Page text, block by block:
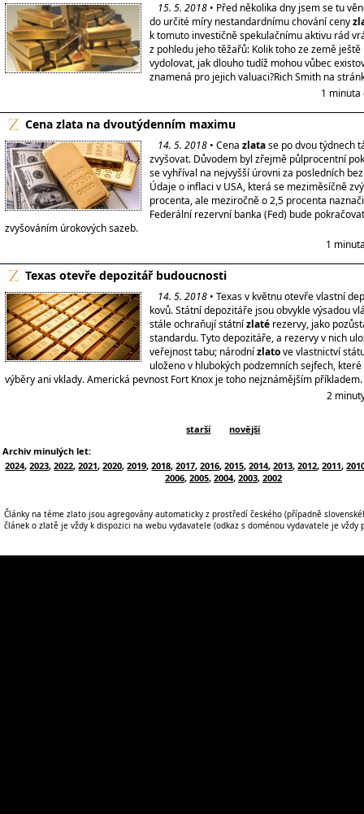
15. 5. 2018 • Před několika dny jsem se tu
do určité míry nestandardnímu chování ceny
k tomuto investičně spekulačnímu aktivu rád
z pohledu jeho těžařů: Kolik toho ze země ještě
vydolovat, jak dlouho tudíž mohou vůbec
znamená pro jejich valuaci?Rich Smith na
1
Cena zlata na dvoutýdenním maximu
14. 5. 2018 • Cena zlatase po dvou týdnech
zvyšovat. Důvodem byl zřejmě půlprocentní
se vyhříval na nejvyšší úrovni za posledních
Údaje o inflaci v USA, která se meziměsíčně
procenta, ale meziročně o 2,5 procenta
Federální rezervní banka (Fed) bude
zvyšováním úrokových sazeb.
1
Texas otevře depozitář budoucnosti
14. 5. 2018 • Texas v květnu otevře vlastní
kovů. Státní depozitáře jsou obvykle výsadou
stále ochraňují státnízlaté rezervy, jako
standardu. Tyto depozitáře, a rezervy v nich
veřejnost tabu; národnízlatove vlastnictví
uloženo v hlubokých podzemních sejfech,
výběry ani vklady. Americká pevnost Fort Knox je toho nejznámějším příkladem.
2
starší
novější
Archiv minulých let:
2024,2023,2022,2021,2020,2019,2018,2017,2016,2015,2014,2013,2012,2011,
2006, 2005, 2004, 2003, 2002
Články na téme zlato jsou agregovány automaticky z prostředí českého (případně
článek o zlatě je vždy k dispozici na webu vydavatele (odkaz s doménou vydavatele je vždy